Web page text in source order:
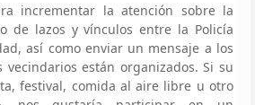
incrementar la atención sobre la
de lazos y vínculos entre la Policía
así como enviar un mensaje a los
están organizados. Si su
festival, comida al aire libre u otro